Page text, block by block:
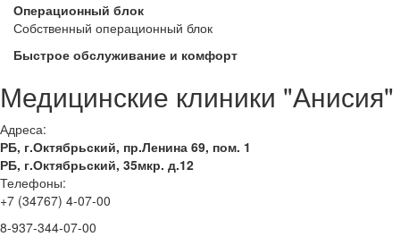
Операционный блок
Собственный операционный блок
Быстрое обслуживание и комфорт
Медицинские клиники "Анисия"
Адреса:
РБ, г.Октябрьский, пр.Ленина 69, пом. 1
РБ, г.Октябрьский, 35мкр. д.12
Телефоны:
+7 (34767) 4-07-00
8-937-344-07-00